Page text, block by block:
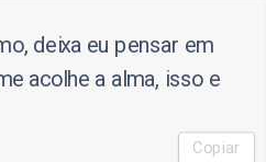
deixa eu pensar em
acolhe a alma, isso e
Copiar